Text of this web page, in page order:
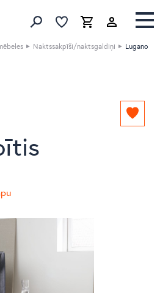
Meklēt produktus
IzlaseGrozs Izlase
Naktssakpīši/naktsgaldiņi
Lugano